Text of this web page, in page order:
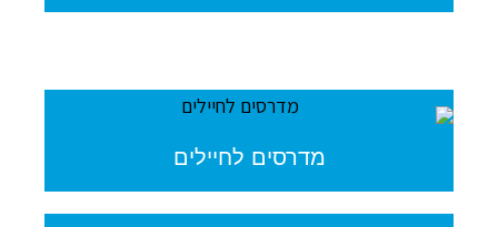
מדרסים לחיילים